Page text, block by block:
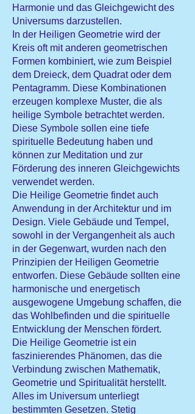
Harmonie und das Gleichgewicht des
Universums darzustellen.
In der Heiligen Geometrie wird der
Kreis oft mit anderen geometrischen
Formen kombiniert, wie zum Beispiel
dem Dreieck, dem Quadrat oder dem
Pentagramm. Diese Kombinationen
erzeugen komplexe Muster, die als
heilige Symbole betrachtet werden.
Diese Symbole sollen eine tiefe
spirituelle Bedeutung haben und
können zur Meditation und zur
Förderung des inneren Gleichgewichts
verwendet werden.
Die Heilige Geometrie findet auch
Anwendung in der Architektur und im
Design. Viele Gebäude und Tempel,
sowohl in der Vergangenheit als auch
in der Gegenwart, wurden nach den
Prinzipien der Heiligen Geometrie
entworfen. Diese Gebäude sollten eine
harmonische und energetisch
ausgewogene Umgebung schaffen, die
das Wohlbefinden und die spirituelle
Entwicklung der Menschen fördert.
Die Heilige Geometrie ist ein
faszinierendes Phänomen, das die
Verbindung zwischen Mathematik,
Geometrie und Spiritualität herstellt.
Alles im Universum unterliegt
bestimmten Gesetzen. Stetig